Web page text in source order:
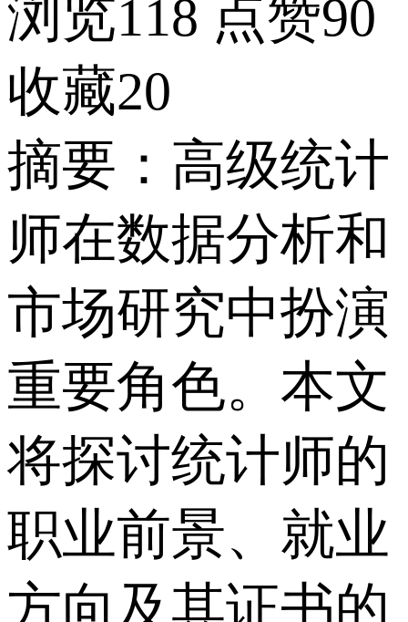
浏览118 点赞90
收藏20
摘要：高级统计
师在数据分析和
市场研究中扮演
重要角色。本文
将探讨统计师的
职业前景、就业
方向及其证书的